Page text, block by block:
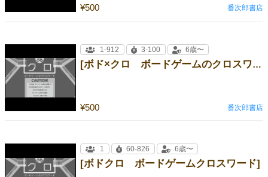
¥500 番次郎書店
[ボド×クロ ボードゲームのクロスワード]
¥500
1-912 3-100 6歳〜
番次郎書店
[ボドクロ ボードゲームクロスワード]
1 60-826 6歳〜